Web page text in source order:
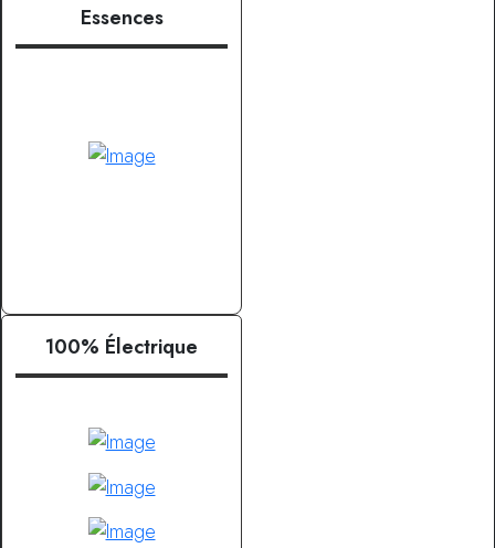
Essences
100% Électrique